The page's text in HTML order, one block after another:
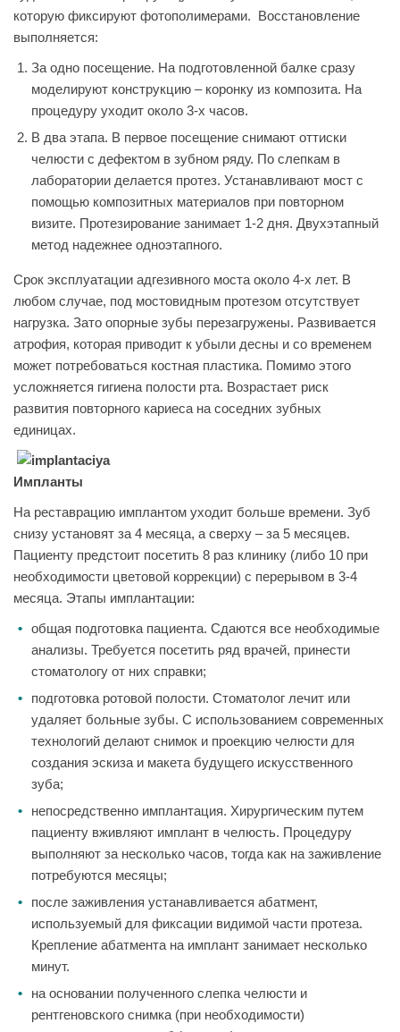
которую фиксируют фотополимерами. Восстановление
выполняется:
За одно посещение. На подготовленной балке сразу
моделируют конструкцию – коронку из композита. На
процедуру уходит около 3-х часов.
В два этапа. В первое посещение снимают оттиски
челюсти с дефектом в зубном ряду. По слепкам в
лаборатории делается протез. Устанавливают мост с
помощью композитных материалов при повторном
визите. Протезирование занимает 1-2 дня. Двухэтапный
метод надежнее одноэтапного.
Срок эксплуатации адгезивного моста около 4-х лет. В
любом случае, под мостовидным протезом отсутствует
нагрузка. Зато опорные зубы перезагружены. Развивается
атрофия, которая приводит к убыли десны и со временем
может потребоваться костная пластика. Помимо этого
усложняется гигиена полости рта. Возрастает риск
развития повторного кариеса на соседних зубных
единицах.
Импланты
На реставрацию имплантом уходит больше времени. Зуб
снизу установят за 4 месяца, а сверху – за 5 месяцев.
Пациенту предстоит посетить 8 раз клинику (либо 10 при
необходимости цветовой коррекции) с перерывом в 3-4
месяца. Этапы имплантации:
общая подготовка пациента. Сдаются все необходимые
анализы. Требуется посетить ряд врачей, принести
стоматологу от них справки;
подготовка ротовой полости. Стоматолог лечит или
удаляет больные зубы. С использованием современных
технологий делают снимок и проекцию челюсти для
создания эскиза и макета будущего искусственного
зуба;
непосредственно имплантация. Хирургическим путем
пациенту вживляют имплант в челюсть. Процедуру
выполняют за несколько часов, тогда как на заживление
потребуются месяцы;
после заживления устанавливается абатмент,
используемый для фиксации видимой части протеза.
Крепление абатмента на имплант занимает несколько
минут.
на основании полученного слепка челюсти и
рентгеновского снимка (при необходимости)